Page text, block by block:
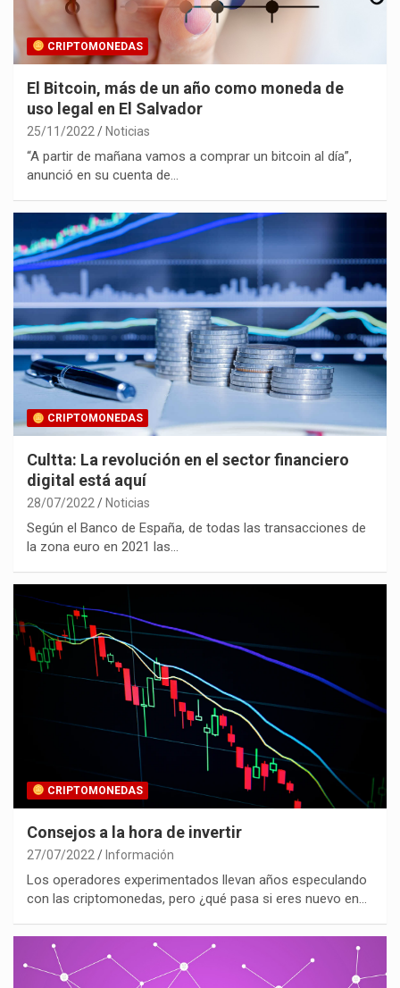
CRIPTOMONEDAS
El Bitcoin, más de un año como moneda de
uso legal en El Salvador
25/11/2022 Noticias
“A partir de mañana vamos a comprar un bitcoin al día”,
anunció en su cuenta de…
CRIPTOMONEDAS
Cultta: La revolución en el sector financiero
digital está aquí
28/07/2022 Noticias
Según el Banco de España, de todas las transacciones de
la zona euro en 2021 las…
CRIPTOMONEDAS
Consejos a la hora de invertir
27/07/2022 Información
Los operadores experimentados llevan años especulando
con las criptomonedas, pero ¿qué pasa si eres nuevo en…